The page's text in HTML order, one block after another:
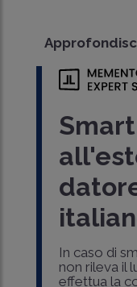
In caso di
non rileva il
effettua la